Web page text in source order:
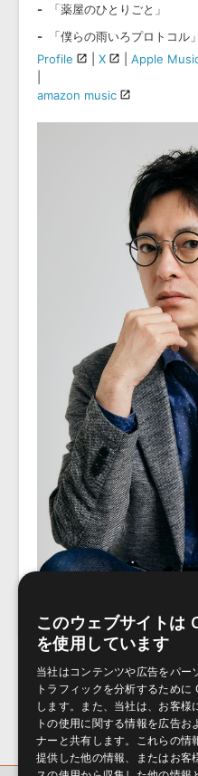
「薬屋のひとりごと」
「僕らの雨いろプロトコル」
Profile
X Apple
amazon music
このウェブサイトは
を使用しています
当社はコンテンツや広告をパー
トラフィックを分析するために
します。また、当社は、お客様
トの使用に関する情報を広告お
ナーと共有します。これらの情
提供した他の情報、またはお客